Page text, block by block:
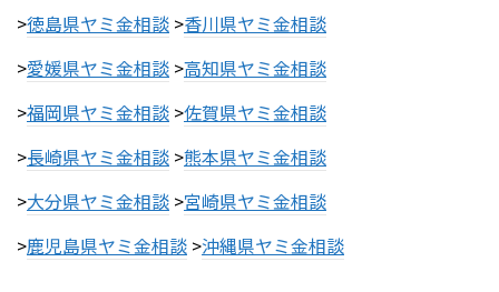
>徳島県ヤミ金相談 >香川県ヤミ金相談
>愛媛県ヤミ金相談 >高知県ヤミ金相談
>福岡県ヤミ金相談 >佐賀県ヤミ金相談
>長崎県ヤミ金相談 >熊本県ヤミ金相談
>大分県ヤミ金相談 >宮崎県ヤミ金相談
>鹿児島県ヤミ金相談 >沖縄県ヤミ金相談